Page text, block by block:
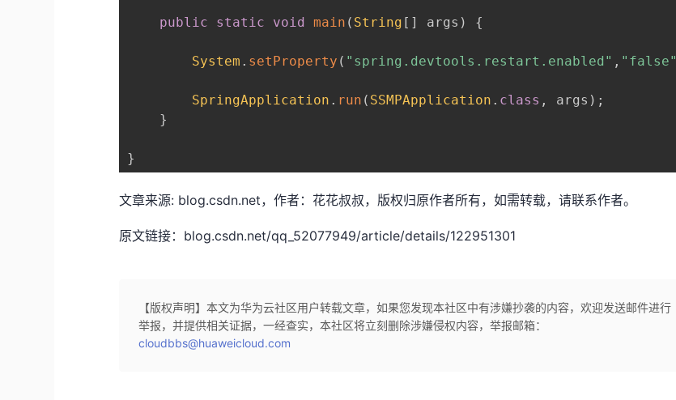
public static void main ( String [ ] args ) {
System . setProperty ( "spring.devtools.restart.enabled" , "false"
SpringApplication . run ( SSMPApplication . class , args ) ;
}
}
文章来源: blog.csdn.net，作者：花花叔叔，版权归原作者所有，如需转载，请联系作者。
原文链接：blog.csdn.net/qq_52077949/article/details/122951301
【版权声明】本文为华为云社区用户转载文章，如果您发现本社区中有涉嫌抄袭的内容，欢迎发送邮件进行
举报，并提供相关证据，一经查实，本社区将立刻删除涉嫌侵权内容，举报邮箱：
cloudbbs@huaweicloud.com